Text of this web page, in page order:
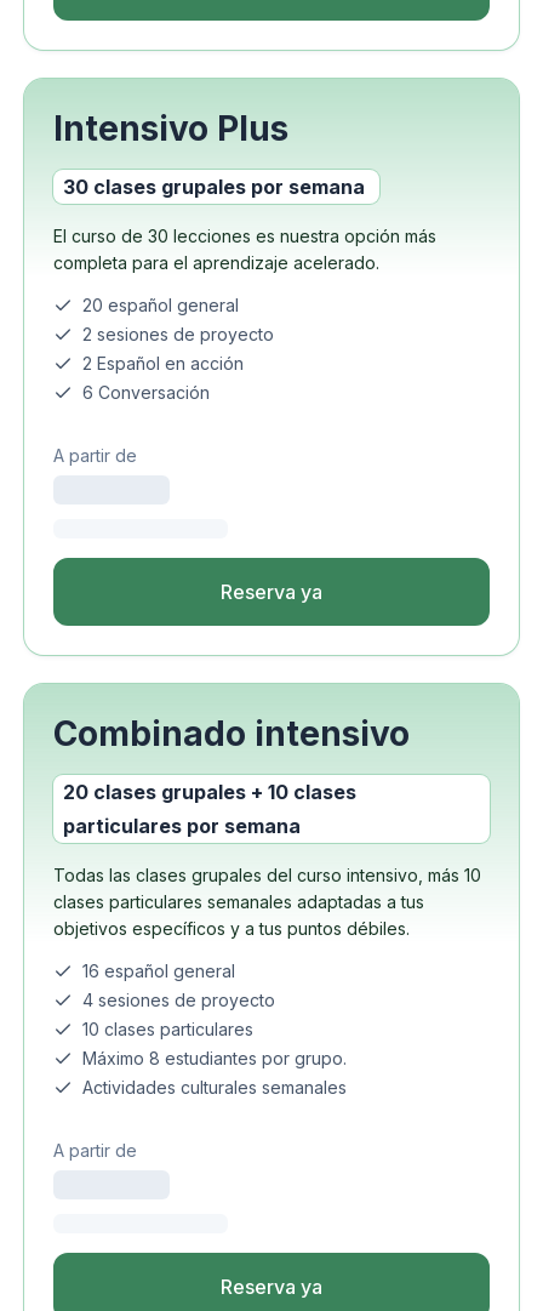
Intensivo Plus
30 clases grupales por semana
El curso de 30 lecciones es nuestra opción más
completa para el aprendizaje acelerado.
20 español general
2 sesiones de proyecto
2 Español en acción
6 Conversación
A partir de
Reserva ya
Combinado intensivo
20 clases grupales + 10 clases
particulares por semana
Todas las clases grupales del curso intensivo, más 10
clases particulares semanales adaptadas a tus
objetivos específicos y a tus puntos débiles.
16 español general
4 sesiones de proyecto
10 clases particulares
Máximo 8 estudiantes por grupo.
Actividades culturales semanales
A partir de
Reserva ya